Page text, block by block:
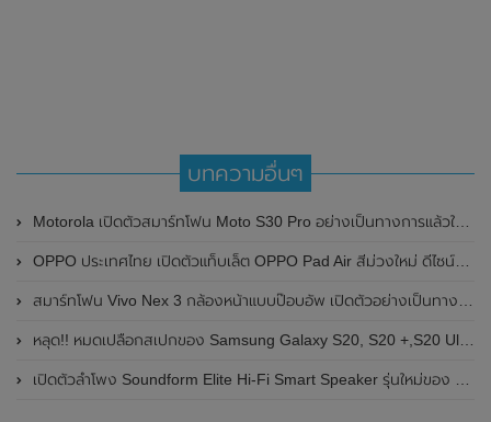
บทความอื่นๆ
Motorola เปิดตัวสมาร์ทโฟน Moto S30 Pro อย่างเป็นทางการแล้วในประเทศจีน
OPPO ประเทศไทย เปิดตัวแท็บเล็ต OPPO Pad Air สีม่วงใหม่ ดีไซน์สวย ทันสมัย ในราคาเพียง 10,990 บาท
สมาร์ทโฟน Vivo Nex 3 กล้องหน้าแบบป๊อบอัพ เปิดตัวอย่างเป็นทางการ
หลุด!! หมดเปลือกสเปกของ Samsung Galaxy S20, S20 +,S20 Ultra ก่อนเปิดตัวในวันที่ 11 กุมภาพันธ์ 2020 นี้
เปิดตัวลำโพง Soundform Elite Hi-Fi Smart Speaker รุ่นใหม่ของ Belkin มาพร้อมแท่นชาร์จไร้สาย